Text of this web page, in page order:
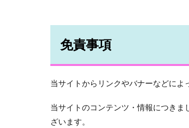
免責事項
当サイトからリンクやバナーなどによ
当サイトのコンテンツ・情報につき
ざいます。